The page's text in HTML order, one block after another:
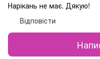
Нарікань не має. Дякую!
Відповісти